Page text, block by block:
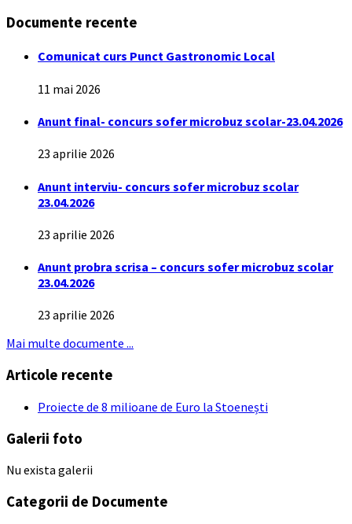
Documente recente
Comunicat curs Punct Gastronomic Local
11 mai 2026
Anunt final- concurs sofer microbuz scolar-23.04.2026
23 aprilie 2026
Anunt interviu- concurs sofer microbuz scolar
23.04.2026
23 aprilie 2026
Anunt probra scrisa – concurs sofer microbuz scolar
23.04.2026
23 aprilie 2026
Mai multe documente ...
Articole recente
Proiecte de 8 milioane de Euro la Stoenești
Galerii foto
Nu exista galerii
Categorii de Documente